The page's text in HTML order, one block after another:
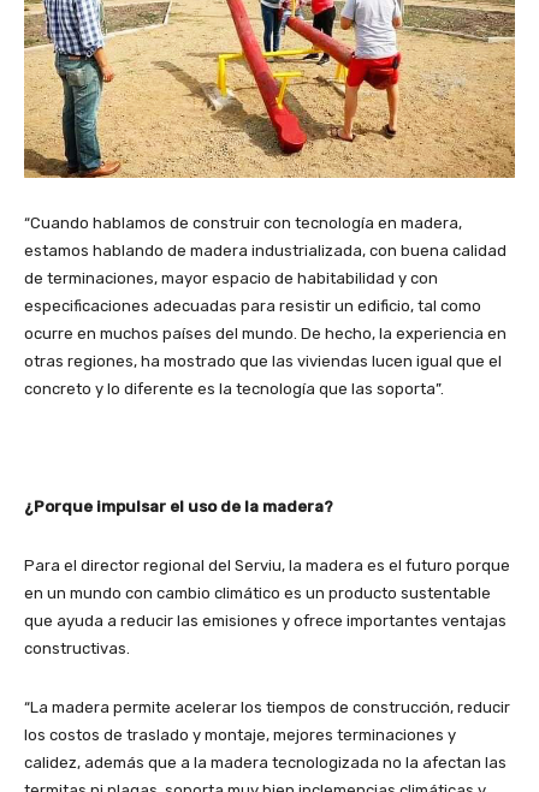
“Cuando hablamos de construir con tecnología en madera,
estamos hablando de madera industrializada, con buena calidad
de terminaciones, mayor espacio de habitabilidad y con
especificaciones adecuadas para resistir un edificio, tal como
ocurre en muchos países del mundo. De hecho, la experiencia en
otras regiones, ha mostrado que las viviendas lucen igual que el
concreto y lo diferente es la tecnología que las soporta”.
¿Porque impulsar el uso de la madera?
Para el director regional del Serviu, la madera es el futuro porque
en un mundo con cambio climático es un producto sustentable
que ayuda a reducir las emisiones y ofrece importantes ventajas
constructivas.
“La madera permite acelerar los tiempos de construcción, reducir
los costos de traslado y montaje, mejores terminaciones y
calidez, además que a la madera tecnologizada no la afectan las